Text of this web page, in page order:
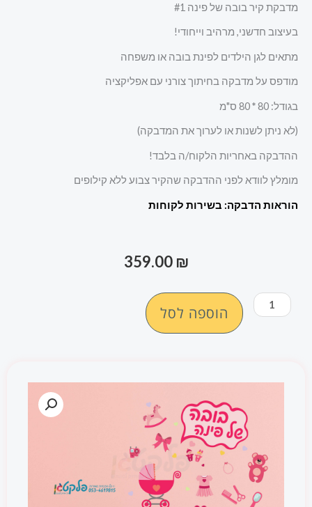
מדבקת קיר בובה של פינה #1
בעיצוב חדשני, מרהיב וייחודי!
מתאים לגן הילדים לפינת בובה או משפחה
מודפס על מדבקה בחיתוך צורני עם אפליקציה
בגודל: 80 *
(לא ניתן לשנות או לערוך את המדבקה)
ההדבקה באחריות הלקוח/ה בלבד!
מומלץ לוודא לפני ההדבקה שהקיר צבוע ללא קילופים
הוראות הדבקה: בשירות לקוחות
359.00 ₪
כמות
של
הוספה לסל